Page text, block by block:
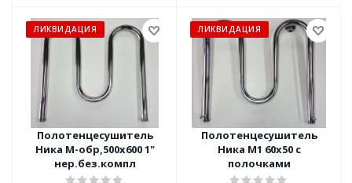
ЛИКВИДАЦИЯ
Полотенцесушитель
Ника М-обр,500х600 1"
нер.без.компл
ЛИКВИДАЦИЯ
Полотенцесушитель
Ника М1 60х50 с
полочками